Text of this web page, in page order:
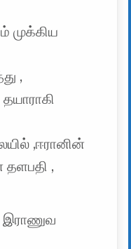
முக்கிய
,
,ஈரானின்
தளபதி ,
இராணுவ